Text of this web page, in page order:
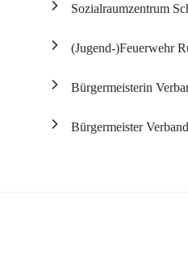
Sozialraumzentrum
(Jugend-)Feuerwehr
Bürgermeisterin
Bürgermeister